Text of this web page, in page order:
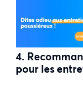
4.
pour les